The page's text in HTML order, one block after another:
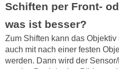
Schiften per Front-
was ist besser?
Zum Shiften kann das
auch mit nach einer festen
werden. Dann wird der